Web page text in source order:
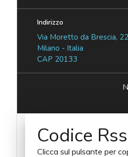
Indirizzo
Via Moretto da Brescia, 22
Milano - Italia
CAP 20133
Codice Rss
Clicca sul pulsante per